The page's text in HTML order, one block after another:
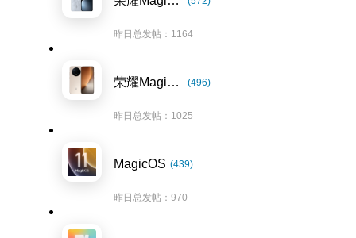
昨日总发帖：1164
荣耀Magic8系列 (496)
昨日总发帖：1025
MagicOS (439)
昨日总发帖：970